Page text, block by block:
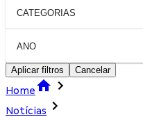
CATEGORIAS
ANO
Aplicar filtros Cancelar
Home
Notícias